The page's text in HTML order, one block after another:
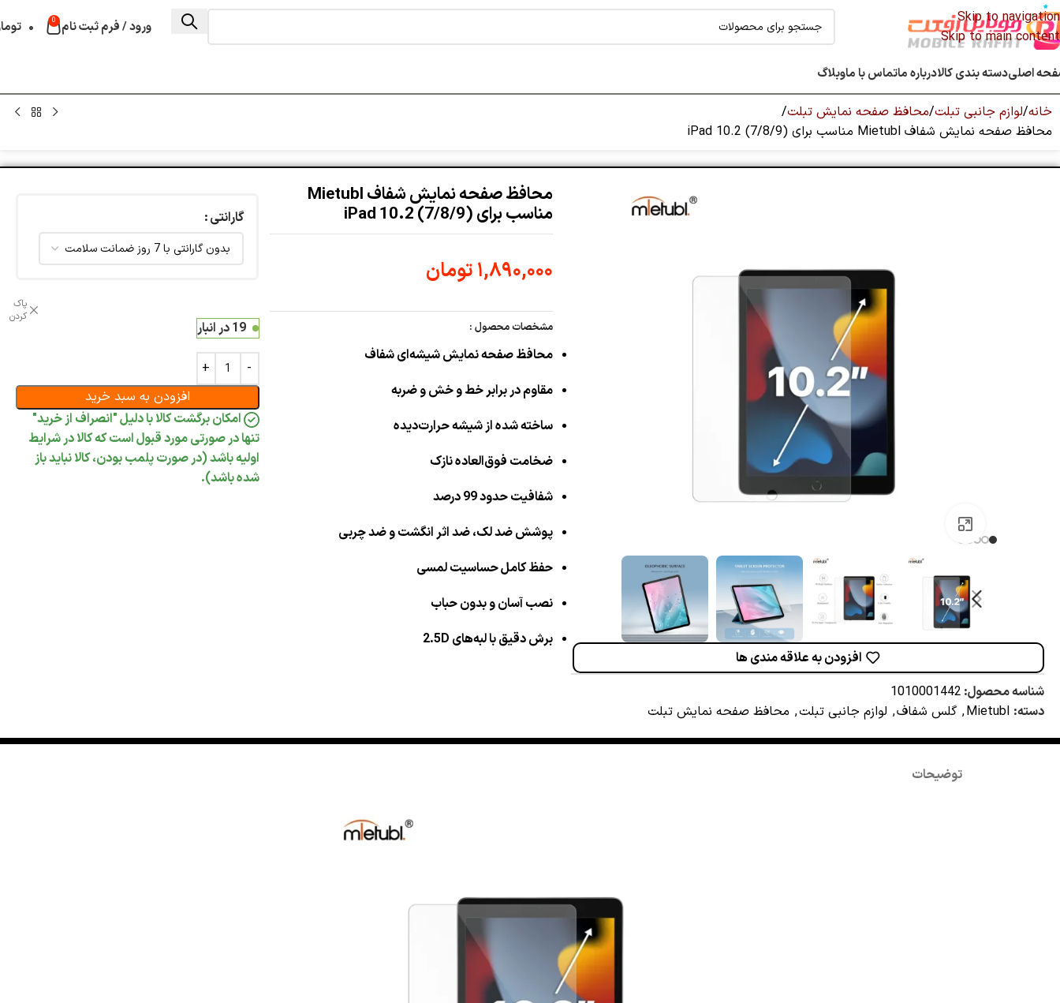
Skip to navigation
Skip to main content
ورود / فرم ثبت نام 0 ۰
اصلیدسته بندی کالادرباره ماتماس با ماوبلاگ
خانه لوازم جانبی تبلت محافظ صفحه نمایش تبلت
محافظ صفحه نمایش شفاف Mietubl مناسب برای iPad 10.2 (7/8/9)
افزودن به علاقه مندی ها
شناسه محصول: 1010001442
دسته: Mietubl
, گلس شفاف, لوازم جانبی تبلت, محافظ صفحه نمایش تبلت
محافظ صفحه نمایش شفاف Mietubl
مناسب برای iPad 10.2 (7/8/9)
۱,۸۹۰,۰۰۰تومان
مشخصات محصول :
محافظ صفحه نمایش شیشه‌ای شفاف
مقاوم در برابر خط و خش و ضربه
ساخته شده از شیشه حرارت‌دیده
ضخامت فوق‌العاده نازک
شفافیت حدود 99 درصد
پوشش ضد لک، ضد اثر انگشت و ضد چربی
حفظ کامل حساسیت لمسی
نصب آسان و بدون حباب
برش دقیق با لبه‌های 2.5D
گارانتی
پاک
کردن
19 در انبار
افزودن به سبد خرید
امکان برگشت کالا با دلیل "انصراف از خرید"
تنها در صورتی مورد قبول است که کالا در شرایط
اولیه باشد (در صورت پلمب بودن، کالا نباید باز
شده باشد).
توضیحات